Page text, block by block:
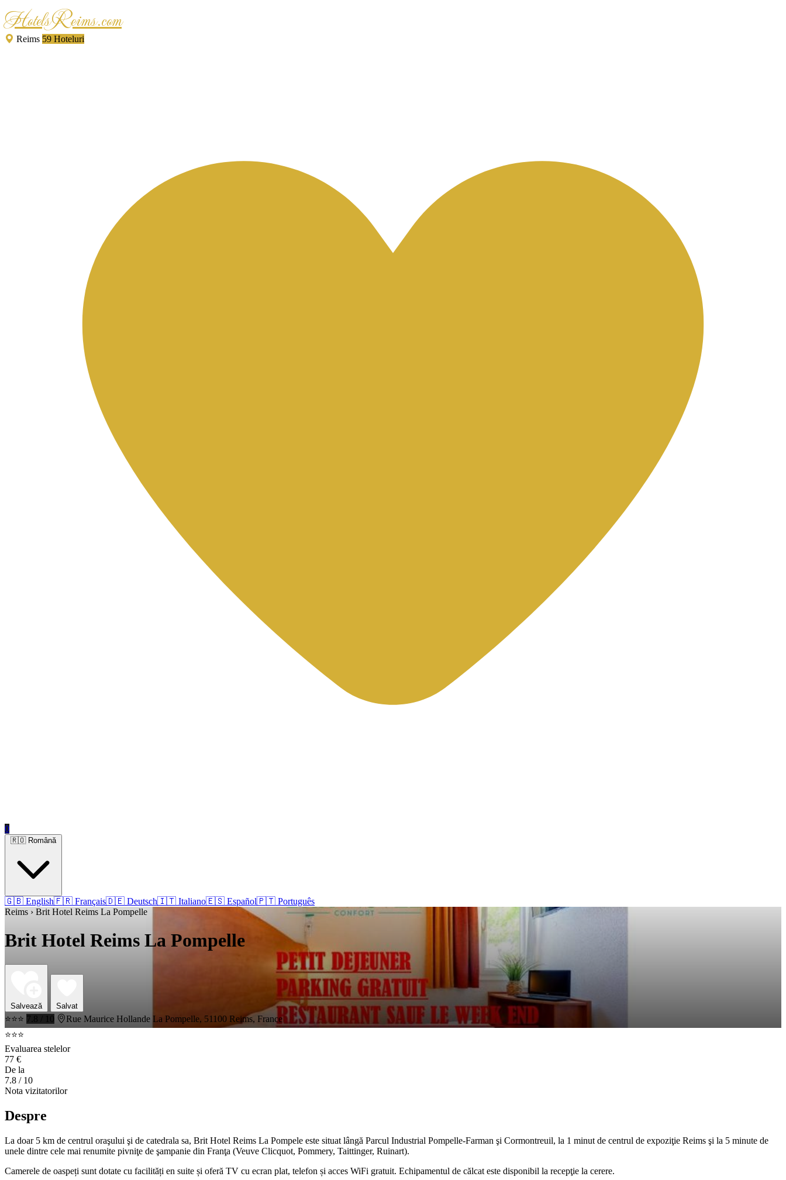
HotelsReims.com
Reims 59 Hoteluri
0
🇷🇴 Română
🇬🇧 English🇫🇷 Français🇩🇪 Deutsch🇮🇹 Italiano🇪🇸 Español🇵🇹 Português
Reims › Brit Hotel Reims La Pompelle
Brit Hotel Reims La Pompelle
Salvează Salvat
⭐⭐⭐ 7.8 / 10
Rue Maurice Hollande La Pompelle, 51100 Reims, France
⭐⭐⭐
Evaluarea stelelor
77 €
De la
7.8 / 10
Nota vizitatorilor
Despre
La doar 5 km de centrul oraşului şi de catedrala sa, Brit Hotel Reims La Pompele este situat lângă Parcul Industrial Pompelle-Farman şi Cormontreuil, la 1 minut de centrul de expoziţie Reims şi la 5 minute de
unele dintre cele mai renumite pivniţe de şampanie din Franţa (Veuve Clicquot, Pommery, Taittinger, Ruinart).
Camerele de oaspeți sunt dotate cu facilități en suite și oferă TV cu ecran plat, telefon și acces WiFi gratuit. Echipamentul de călcat este disponibil la recepţie la cerere.